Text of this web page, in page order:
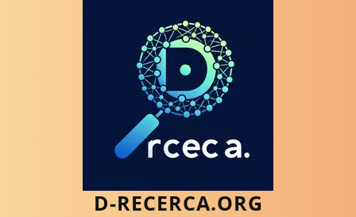
D-RECERCA.ORG